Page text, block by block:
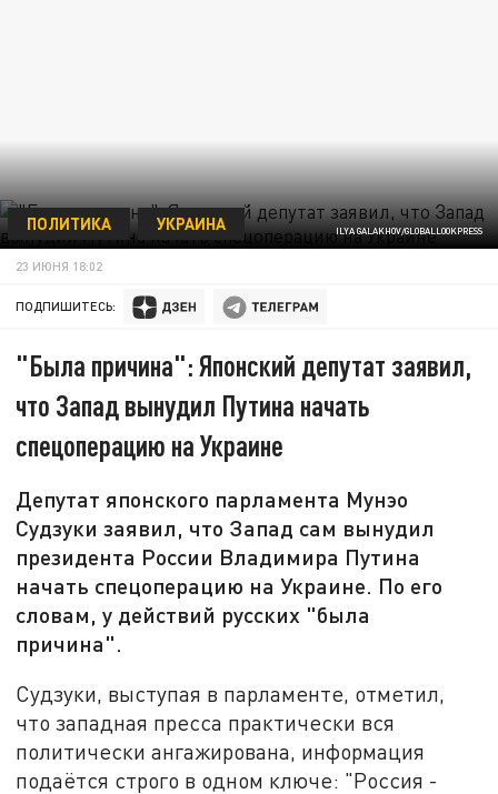
ILYA GALAKHOV/GLOBALLOOKPRESS
ПОЛИТИКА УКРАИНА
23 ИЮНЯ 18:02
ПОДПИШИТЕСЬ:
"Была причина": Японский депутат заявил,
что Запад вынудил Путина начать
спецоперацию на Украине
Депутат японского парламента Мунэо
Судзуки заявил, что Запад сам вынудил
президента России Владимира Путина
начать спецоперацию на Украине. По его
словам, у действий русских "была
причина".
Судзуки, выступая в парламенте, отметил,
что западная пресса практически вся
политически ангажирована, информация
подаётся строго в одном ключе: "Россия -